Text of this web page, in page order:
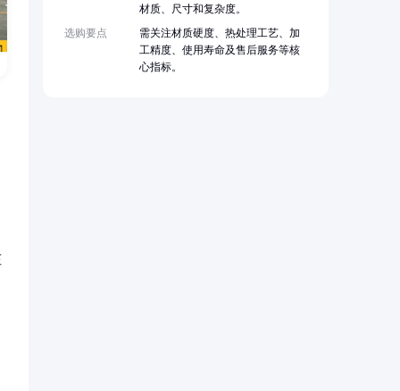
材质、尺寸和复杂度。
选购要点
需关注材质硬度、热处理工艺、加
工精度、使用寿命及售后服务等核
心指标。